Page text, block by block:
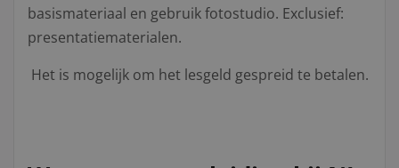
basismateriaal en gebruik fotostudio. Exclusief:
presentatiematerialen.
Het is mogelijk om het lesgeld gespreid te betalen.